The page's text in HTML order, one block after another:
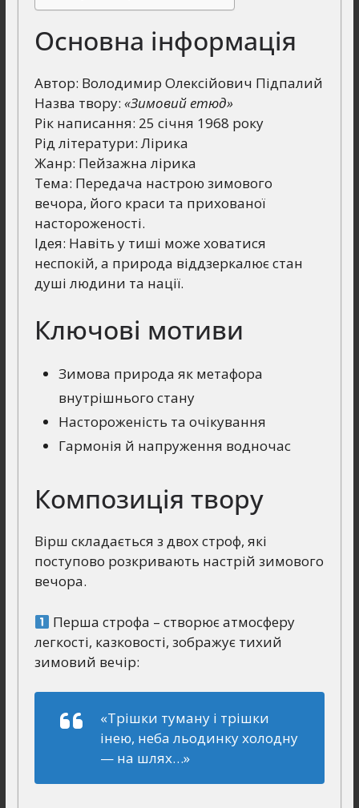
Основна інформація
Автор: Володимир Олексійович Підпалий
Назва твору: «Зимовий етюд»
Рік написання: 25 січня 1968 року
Рід літератури: Лірика
Жанр: Пейзажна лірика
Тема: Передача настрою зимового
вечора, його краси та прихованої
настороженості.
Ідея: Навіть у тиші може ховатися
неспокій, а природа віддзеркалює стан
душі людини та нації.
Ключові мотиви
Зимова природа як метафора
внутрішнього стану
Настороженість та очікування
Гармонія й напруження водночас
Композиція твору
Вірш складається з двох строф, які
поступово розкривають настрій зимового
вечора.
Перша строфа – створює атмосферу
легкості, казковості, зображує тихий
зимовий вечір:
«Трішки туману і трішки
інею, неба льодинку холодну
— на шлях…»